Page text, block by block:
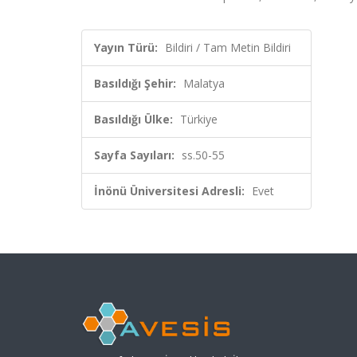
Yayın Türü: Bildiri / Tam Metin Bildiri
Basıldığı Şehir: Malatya
Basıldığı Ülke: Türkiye
Sayfa Sayıları: ss.50-55
İnönü Üniversitesi Adresli: Evet